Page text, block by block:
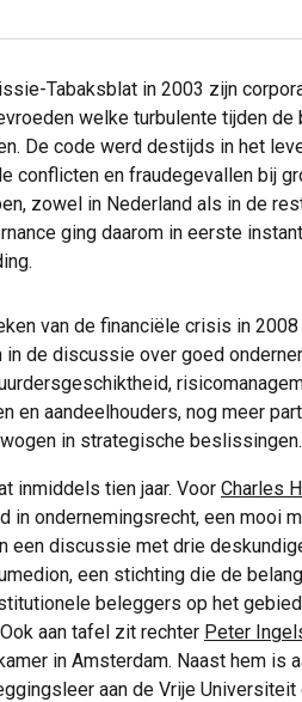
Tabaksblat in 2003 zijn
welke turbulente tijden
De code werd destijds in het
conflicten en fraudegevallen bij
zowel in Nederland als in de
ging daarom in eerste
van de financiële crisis in
in de discussie over goed
en aandeelhouders, nog meer
in strategische beslissingen.
inmiddels tien jaar. Voor Charles
in ondernemingsrecht, een mooi
een discussie met drie
een stichting die de
beleggers op het
aan tafel zit rechter Peter
in Amsterdam. Naast hem is
aan de Vrije